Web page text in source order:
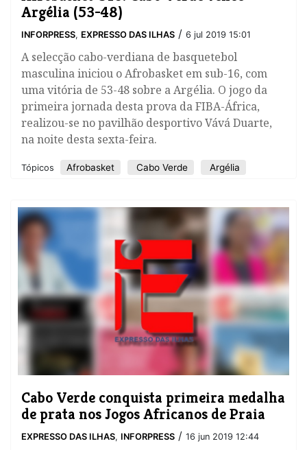
Argélia (53-48)
INFORPRESS, EXPRESSO DAS ILHAS / 6 jul 2019 15:01
A selecção cabo-verdiana de basquetebol
masculina iniciou o Afrobasket em sub-16, com
uma vitória de 53-48 sobre a Argélia. O jogo da
primeira jornada desta prova da FIBA-África,
realizou-se no pavilhão desportivo Vává Duarte,
na noite desta sexta-feira.
Tópicos Afrobasket Cabo Verde Argélia
​Cabo Verde conquista primeira medalha
de prata nos Jogos Africanos de Praia
EXPRESSO DAS ILHAS, INFORPRESS / 16 jun 2019 12:44